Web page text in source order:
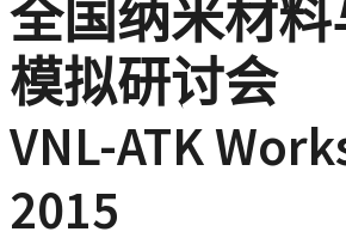
全国纳米材
模拟研讨会
VNL-ATK
2015